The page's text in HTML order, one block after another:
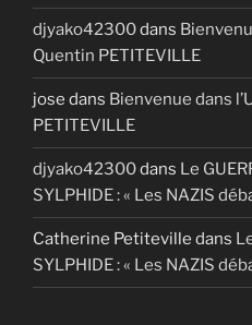
djyako42300dans
Quentin PETITEVILLE
jose dans Bienvenue dans
PETITEVILLE
djyako42300dans Le
SYLPHIDE : « Les NAZIS
Catherine Petiteville dans
SYLPHIDE : « Les NAZIS